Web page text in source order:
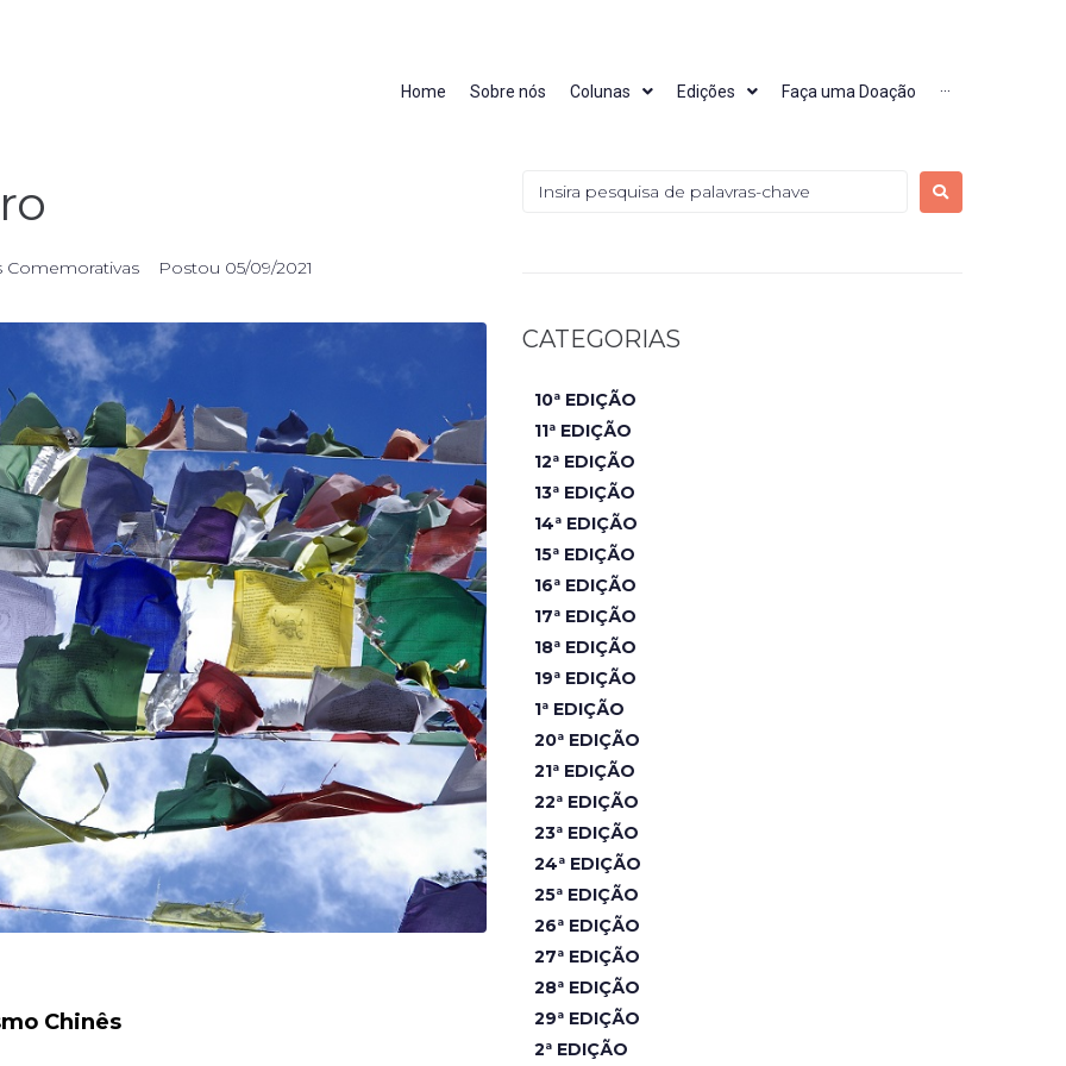
Home Sobre nós Colunas Edições Faça uma Doação ···
Comemorativas Postou 05/09/2021
Chinês
CATEGORIAS
10ª EDIÇÃO
11ª EDIÇÃO
12ª EDIÇÃO
13ª EDIÇÃO
14ª EDIÇÃO
15ª EDIÇÃO
16ª EDIÇÃO
17ª EDIÇÃO
18ª EDIÇÃO
19ª EDIÇÃO
1ª EDIÇÃO
20ª EDIÇÃO
21ª EDIÇÃO
22ª EDIÇÃO
23ª EDIÇÃO
24ª EDIÇÃO
25ª EDIÇÃO
26ª EDIÇÃO
27ª EDIÇÃO
28ª EDIÇÃO
29ª EDIÇÃO
2ª EDIÇÃO